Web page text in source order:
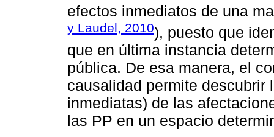
efectos inmediatos de una
y Laudel, 2010), puesto que
que en última instancia
pública. De esa manera, el
causalidad permite
inmediatas) de las
las PP en un espacio